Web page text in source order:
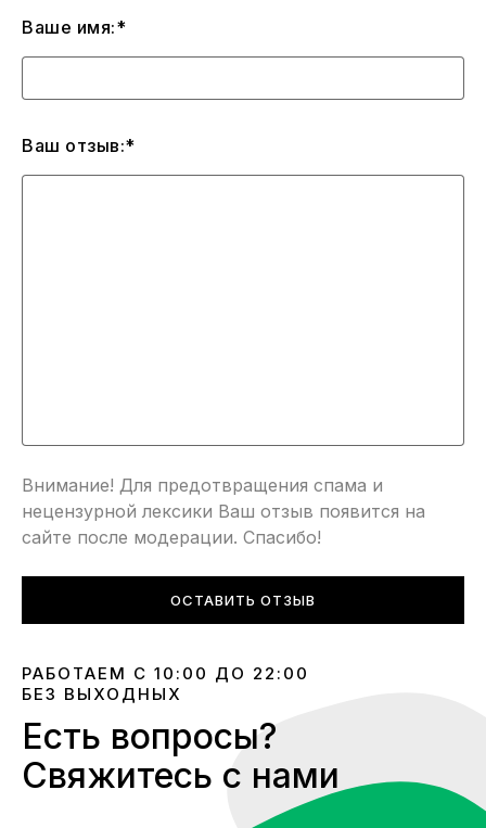
Ваше имя:*
Ваш отзыв:*
Внимание! Для предотвращения спама и
нецензурной лексики Ваш отзыв появится на
сайте после модерации. Спасибо!
ОСТАВИТЬ ОТЗЫВ
РАБОТАЕМ С 10:00 ДО 22:00
БЕЗ ВЫХОДНЫХ
Есть вопросы?
Свяжитесь с нами